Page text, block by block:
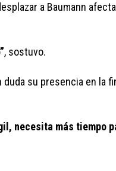
a Baumann
, sostuvo.
duda su presencia en la
necesita más tiempo